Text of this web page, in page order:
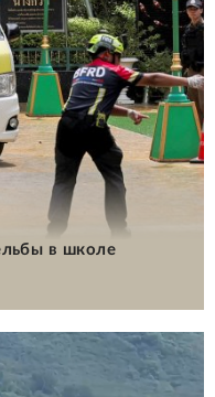
в школе